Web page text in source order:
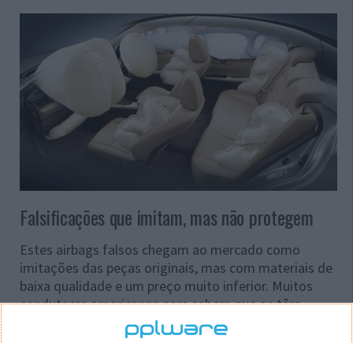
Falsificações que imitam, mas não protegem
Estes airbags falsos chegam ao mercado como
imitações das peças originais, mas com materiais de
baixa qualidade e um preço muito inferior. Muitos
condutores americanos nem sabem que os têm